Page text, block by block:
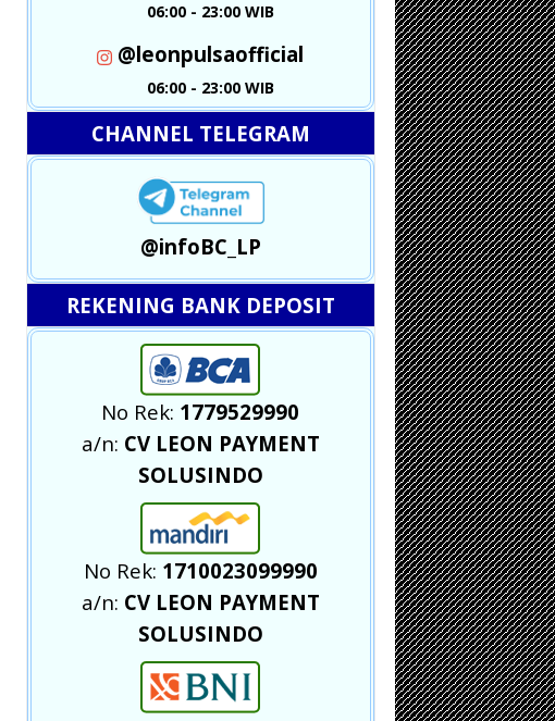
06:00 - 23:00 WIB
@leonpulsaofficial
06:00 - 23:00 WIB
CHANNEL TELEGRAM
@infoBC_LP
REKENING BANK DEPOSIT
No Rek: 1779529990
a/n: CV LEON PAYMENT
SOLUSINDO
No Rek: 1710023099990
a/n: CV LEON PAYMENT
SOLUSINDO